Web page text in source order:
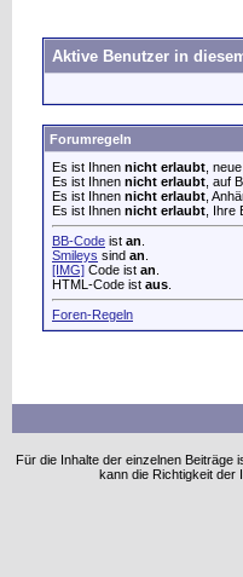
Aktive Benutzer in
Forumregeln
Es ist Ihnen nicht erlaubt ,
Es ist Ihnen nicht erlaubt , auf
Es ist Ihnen nicht erlaubt ,
Es ist Ihnen nicht erlaubt ,
BB-Code ist an
Smileys sind an
[IMG] Code ist an
HTML-Code ist aus
Foren-Regeln
Für die Inhalte der einzelnen Beiträge
kann die Richtigkeit der